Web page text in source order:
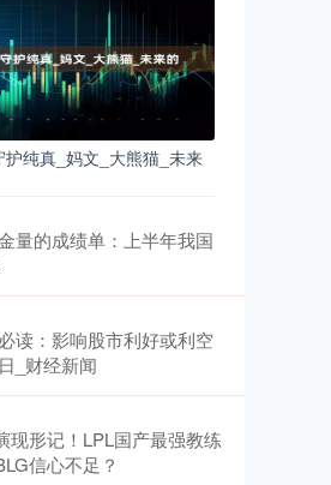
纯真_妈文_大熊猫_未来
量的成绩单：上半年我国
读：影响股市利好或利空
_财经新闻
现形记！LPL国产最强教练
信心不足？